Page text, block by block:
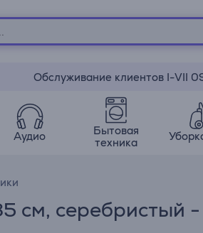
Обслуживание клиентов I-VII
Аудио
Бытовая
техника
см, серебристый